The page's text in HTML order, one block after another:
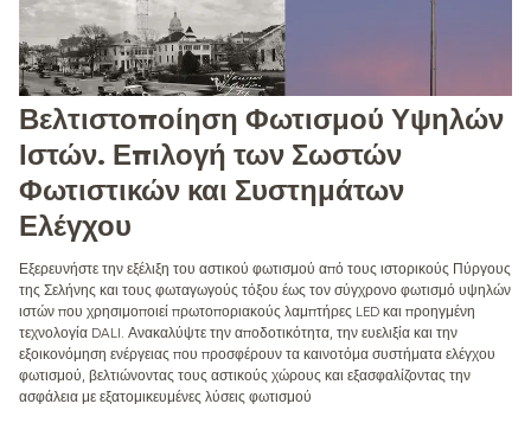
Βελτιστοποίηση Φωτισμού Υψηλών
Ιστών. Επιλογή των Σωστών
Φωτιστικών και Συστημάτων
Ελέγχου
Εξερευνήστε την εξέλιξη του αστικού φωτισμού από τους ιστορικούς Πύργους
της Σελήνης και τους φωταγωγούς τόξου έως τον σύγχρονο φωτισμό υψηλών
ιστών που χρησιμοποιεί πρωτοποριακούς λαμπτήρες LED και προηγμένη
τεχνολογία DALI. Ανακαλύψτε την αποδοτικότητα, την ευελιξία και την
εξοικονόμηση ενέργειας που προσφέρουν τα καινοτόμα συστήματα ελέγχου
φωτισμού, βελτιώνοντας τους αστικούς χώρους και εξασφαλίζοντας την
ασφάλεια με εξατομικευμένες λύσεις φωτισμού